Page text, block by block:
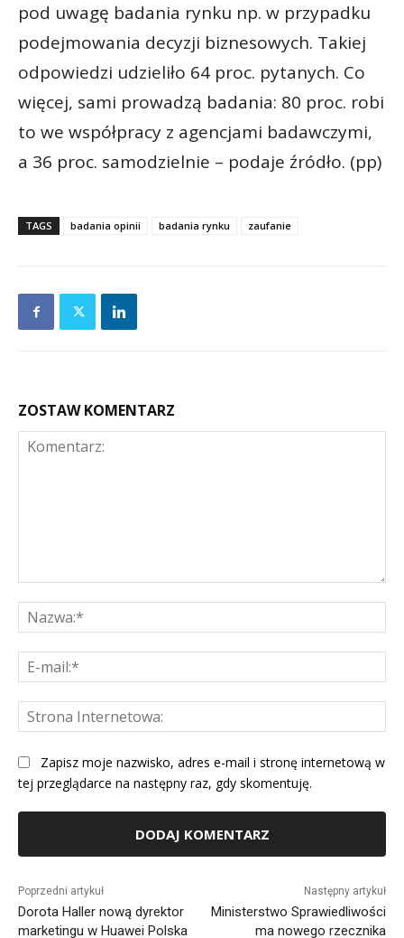
pod uwagę badania rynku np. w przypadku
podejmowania decyzji biznesowych. Takiej
odpowiedzi udzieliło 64 proc. pytanych. Co
więcej, sami prowadzą badania: 80 proc. robi
to we współpracy z agencjami badawczymi,
a 36 proc. samodzielnie – podaje źródło. (pp)
TAGS badania opinii badania rynku zaufanie
ZOSTAW KOMENTARZ
Zapisz moje nazwisko, adres e-mail i stronę internetową w
tej przeglądarce na następny raz, gdy skomentuję.
Poprzedni artykuł
Dorota Haller nową dyrektor
marketingu w Huawei Polska
Następny artykuł
Ministerstwo Sprawiedliwości
ma nowego rzecznika